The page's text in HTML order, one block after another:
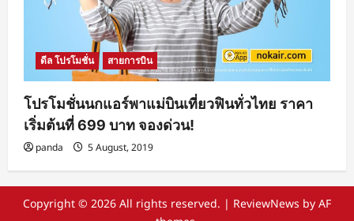
ดีล โปรโมชั่น สายการบิน
โปรโมชั่นนกแอร์พาแม่บินเที่ยวฟินทั่วไทย ราคา
เริ่มต้นที่ 699 บาท จองด่วน!
panda 5 August, 2019
Copyright © 2026 All rights reserved. | ReviewNews by AF